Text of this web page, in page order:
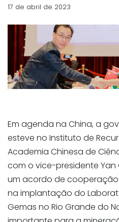
17 de abril de 2023
Em agenda na China, a
esteve no Instituto de
Academia Chinesa de
com o vice-presidente Yan
um acordo de
na implantação do
Gemas no Rio Grande do